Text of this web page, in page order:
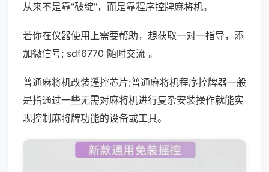
从来不是靠"破绽"，而是靠程序控牌麻将机。
若你在仪器使用上需要帮助，想获取一对一指导，添
加微信号; sdf6770 随时交流 。
普通麻将机改装遥控芯片;普通麻将机程序控牌器一般
是指通过一些无需对麻将机进行复杂安装操作就能实
现控制麻将牌功能的设备或工具。